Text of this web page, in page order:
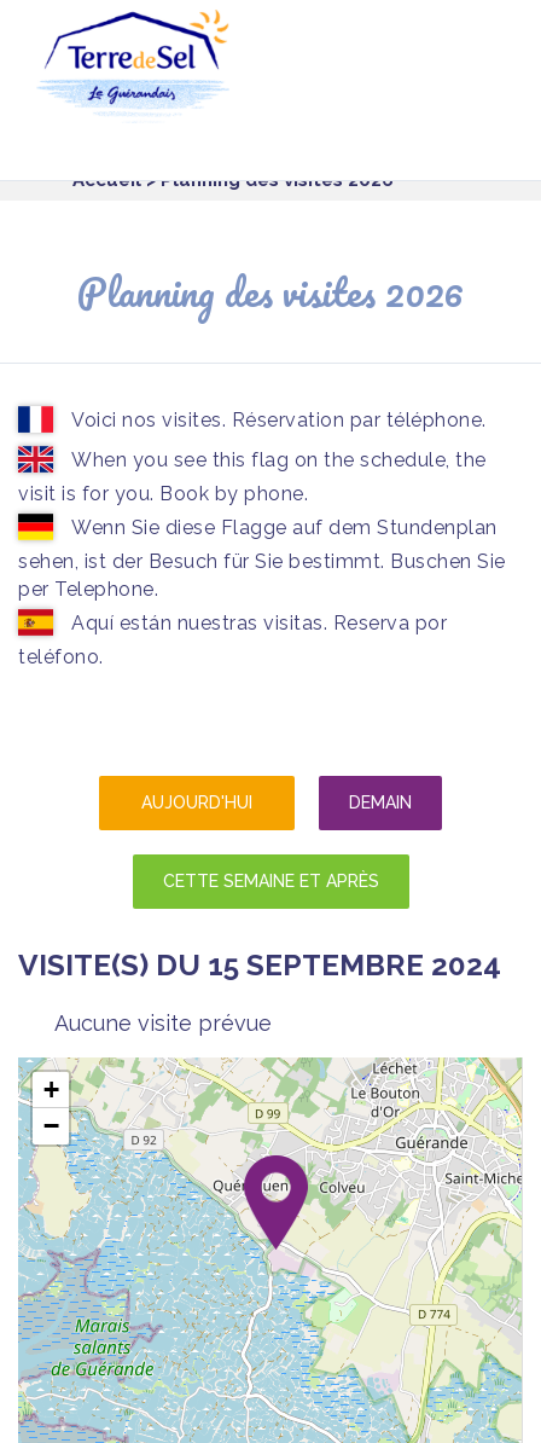
Accueil> Planning des visites 2026
Planning des visites 2026
Voici nos visites. Réservation par téléphone.
When you see this flag on the schedule, the
visit is for you. Book by phone.
Wenn Sie diese Flagge auf dem Stundenplan
sehen, ist der Besuch für Sie bestimmt. Buschen Sie
per Telephone.
Aquí están nuestras visitas. Reserva por
teléfono.
AUJOURD'HUI DEMAIN
CETTE SEMAINE ET APRÈS
VISITE(S) DU 15 SEPTEMBRE 2024
Aucune visite prévue
+
−
Panneau de gestion des cookies